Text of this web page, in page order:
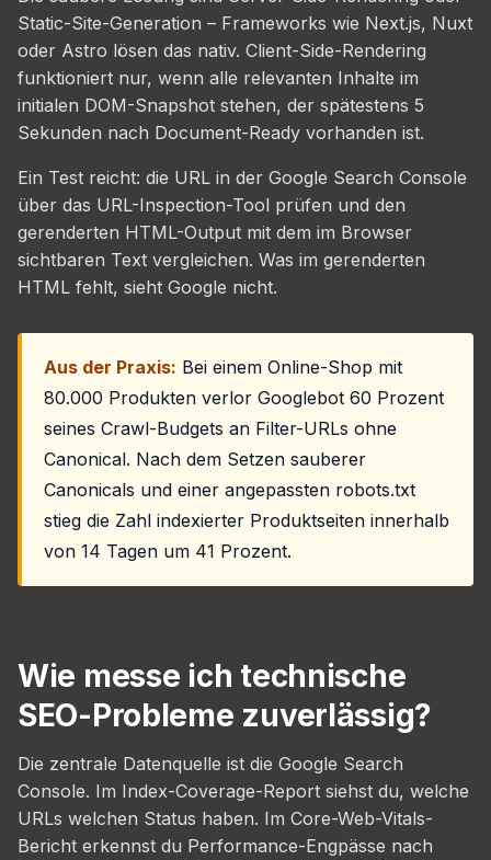
Static-Site-Generation – Frameworks wie Next.js, Nuxt
oder Astro lösen das nativ. Client-Side-Rendering
funktioniert nur, wenn alle relevanten Inhalte im
initialen DOM-Snapshot stehen, der spätestens 5
Sekunden nach Document-Ready vorhanden ist.
Ein Test reicht: die URL in der Google Search Console
über das URL-Inspection-Tool prüfen und den
gerenderten HTML-Output mit dem im Browser
sichtbaren Text vergleichen. Was im gerenderten
HTML fehlt, sieht Google nicht.
Aus der Praxis: Bei einem Online-Shop mit
80.000 Produkten verlor Googlebot 60 Prozent
seines Crawl-Budgets an Filter-URLs ohne
Canonical. Nach dem Setzen sauberer
Canonicals und einer angepassten robots.txt
stieg die Zahl indexierter Produktseiten innerhalb
von 14 Tagen um 41 Prozent.
Wie messe ich technische
SEO-Probleme zuverlässig?
Die zentrale Datenquelle ist die Google Search
Console. Im Index-Coverage-Report siehst du, welche
URLs welchen Status haben. Im Core-Web-Vitals-
Bericht erkennst du Performance-Engpässe nach